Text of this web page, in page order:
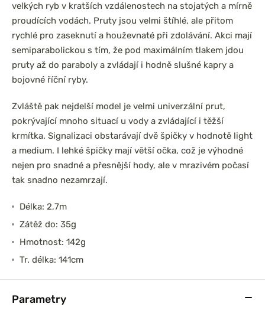
velkých ryb v kratších vzdálenostech na stojatých a mírně
proudících vodách. Pruty jsou velmi štíhlé, ale přitom
rychlé pro zaseknutí a houževnaté při zdolávání. Akci mají
semiparabolickou s tím, že pod maximálním tlakem jdou
pruty až do paraboly a zvládají i hodně slušné kapry a
bojovné říční ryby.
Zvláště pak nejdelší model je velmi univerzální prut,
pokrývající mnoho situací u vody a zvládající i těžší
krmítka. Signalizaci obstarávají dvě špičky v hodnotě light
a medium. I lehké špičky mají větší očka, což je výhodné
nejen pro snadné a přesnější hody, ale v mrazivém počasí
tak snadno nezamrzají.
Délka: 2,7m
Zátěž do: 35g
Hmotnost: 142g
Tr. délka: 141cm
Parametry